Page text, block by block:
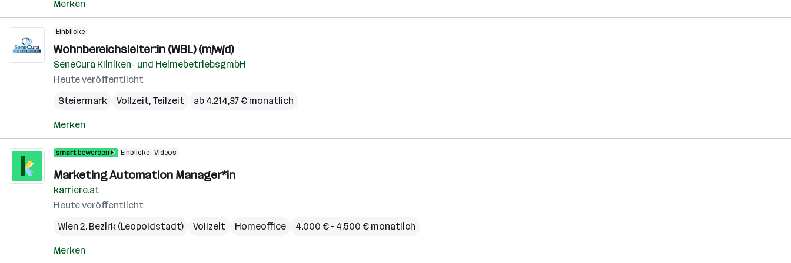
Merken
Einblicke
Wohnbereichsleiter:in (WBL) (m/w/d)
SeneCura Kliniken- und HeimebetriebsgmbH
Heute veröffentlicht
Steiermark
Vollzeit, Teilzeit ab 4.214,37 € monatlich
Merken
Einblicke Videos
Marketing Automation Manager*in
karriere.at
Heute veröffentlicht
Wien 2. Bezirk (Leopoldstadt)
Vollzeit Homeoffice 4.000 € – 4.500 € monatlich
Merken